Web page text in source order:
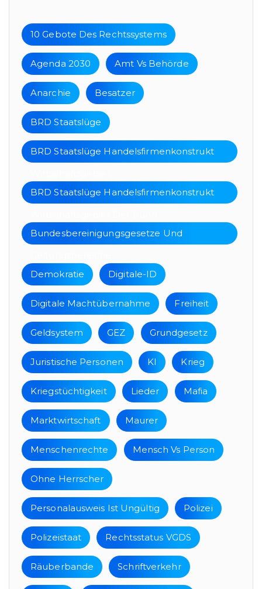
10 Gebote Des Rechtssystems
Agenda 2030 Amt Vs Behörde
Anarchie Besatzer
BRD Staatslüge
BRD Staatslüge Handelsfirmenkonstrukt
BRD Staatslüge Handelsfirmenkonstrukt
Bundesbereinigungsgesetze Und
Demokratie
Digitale-ID
Digitale Machtübernahme Freiheit
Geldsystem GEZ Grundgesetz
Juristische Personen KI Krieg
Kriegstüchtigkeit Lieder Mafia
Marktwirtschaft Maurer
Menschenrechte Mensch Vs Person
Ohne Herrscher
Personalausweis Ist Ungültig Polizei
Polizeistaat Rechtsstatus VGDS
Räuberbande Schriftverkehr